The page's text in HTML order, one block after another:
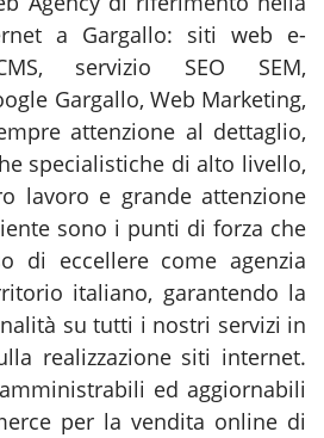
a Gargallo: siti web e-
servizio SEO SEM,
Gargallo, Web Marketing,
attenzione al dettaglio,
specialistiche di alto livello,
lavoro e grande attenzione
sono i punti di forza che
di eccellere come agenzia
italiano, garantendo la
su tutti i nostri servizi in
realizzazione siti internet.
ed aggiornabili
per la vendita online di